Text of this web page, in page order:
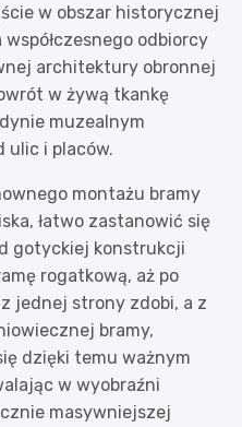
w obszar historycznej
odbiorcy
architektury obronnej
w żywą tkankę
muzealnym
ulic i placów.
montażu bramy
łatwo zastanowić się
gotyckiej konstrukcji
rogatkową, aż po
jednej strony zdobi, a z
bramy,
dzięki temu ważnym
w wyobraźni
masywniejszej